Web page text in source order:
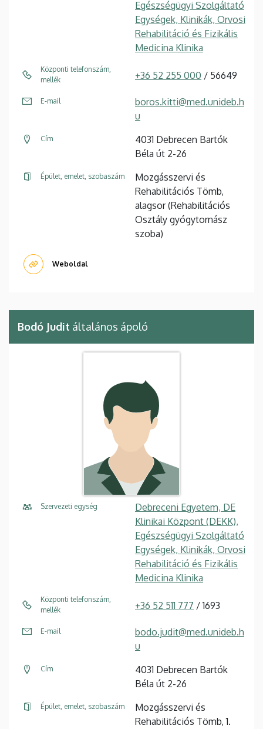
Egészségügyi Szolgáltató
Egységek, Klinikák, Orvosi
Rehabilitáció és Fizikális
Medicina Klinika
Központi telefonszám,
mellék
+36 52 255 000 / 56649
E-mail
boros.kitti@med.unideb.h
u
Cím
4031 Debrecen Bartók
Béla út 2-26
Épület, emelet, szobaszám
Mozgásszervi és
Rehabilitációs Tömb,
alagsor (Rehabilitációs
Osztály gyógytornász
szoba)
Weboldal
Bodó Judit általános ápoló
Szervezeti egység
Debreceni Egyetem, DE
Klinikai Központ (DEKK),
Egészségügyi Szolgáltató
Egységek, Klinikák, Orvosi
Rehabilitáció és Fizikális
Medicina Klinika
Központi telefonszám,
mellék
+36 52 511 777 / 1693
E-mail
bodo.judit@med.unideb.h
u
Cím
4031 Debrecen Bartók
Béla út 2-26
Épület, emelet, szobaszám
Mozgásszervi és
Rehabilitációs Tömb, 1.